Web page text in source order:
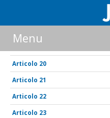
Menu
20
21
22
23